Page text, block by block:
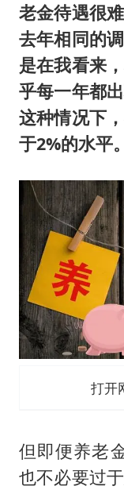
老金待遇很
去年相同的
是在我看来
乎每一年都
这种情况下
于2%的水平。
打开
但即便养老
也不必要过